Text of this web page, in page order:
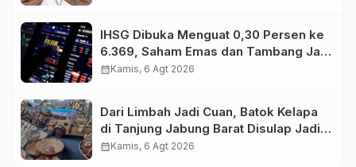
IHSG Dibuka Menguat 0,30 Persen ke
6.369, Saham Emas dan Tambang Jadi
Penggerak
calendar_monthKamis, 6 Agt 2026
Dari Limbah Jadi Cuan, Batok Kelapa
di Tanjung Jabung Barat Disulap Jadi
Kerajinan Bernilai Tinggi
calendar_monthKamis, 6 Agt 2026